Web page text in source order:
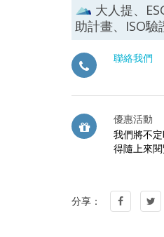
大人提、
助計畫、ISO驗
聯絡我們
優惠活動
我們將不
得隨上來
分享：